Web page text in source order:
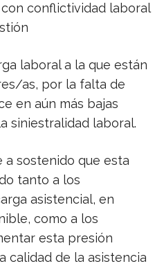
conflictividad laboral
laboral a la que están
as, por la falta de
en aún más bajas
siniestralidad laboral.
a sostenido que esta
tanto a los
asistencial, en
como a los
esta presión
calidad de la asistencia